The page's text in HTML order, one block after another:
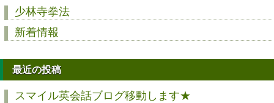
少林寺拳法
新着情報
最近の投稿
スマイル英会話ブログ移動します★